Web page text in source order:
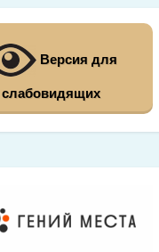
Версия для
слабовидящих